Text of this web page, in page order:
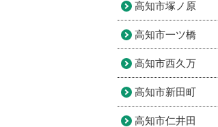
高知市塚ノ原
高知市一ツ橋
高知市西久万
高知市新田町
高知市仁井田